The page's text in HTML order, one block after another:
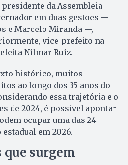
da Assembleia
em duas gestões —
e Marcelo Miranda —,
vice-prefeito na
Nilmar Ruiz.
histórico, muitos
ao longo dos 35 anos do
essa trajetória e o
de 2024, é possível apontar
ocupar uma das 24
em 2026.
que surgem